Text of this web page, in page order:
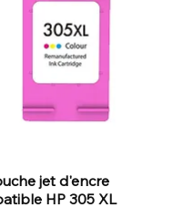
jet d'encre
HP 305 XL